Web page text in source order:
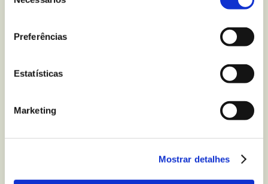
Preferências
Estatísticas
Marketing
Mostrar detalhes
BEM-ESTAR E LAZER